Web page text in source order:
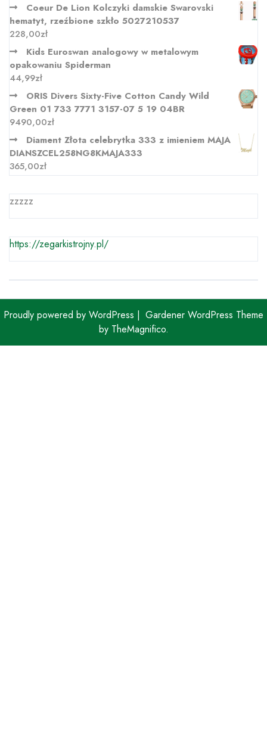
Coeur De Lion Kolczyki damskie Swarovski
hematyt, rzeźbione szkło 5027210537
228,00zł
Kids Euroswan analogowy w metalowym
opakowaniu Spiderman
44,99zł
ORIS Divers Sixty-Five Cotton Candy Wild
Green 01 733 7771 3157-07 5 19 04BR
9490,00zł
Diament Złota celebrytka 333 z imieniem MAJA
DIANSZCEL258NG8KMAJA333
365,00zł
zzzzz
https://zegarkistrojny.pl/
Proudly powered by WordPress | Gardener WordPress Theme
by TheMagnifico.